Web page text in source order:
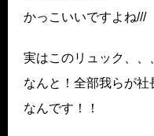
かっこいいですよね///
実はこのリュック、、
なんと！全部我らが
なんです！！